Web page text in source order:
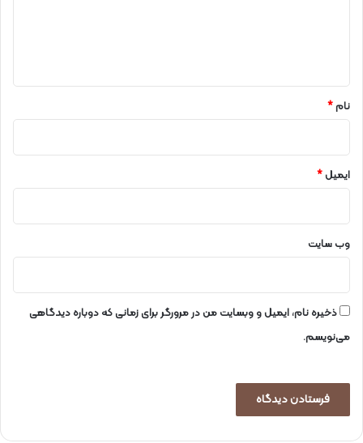
نام*
ایمیل*
وب‌ سایت
ذخیره نام، ایمیل و وبسایت من در مرورگر برای زمانی که دوباره دیدگاهی
می‌نویسم.